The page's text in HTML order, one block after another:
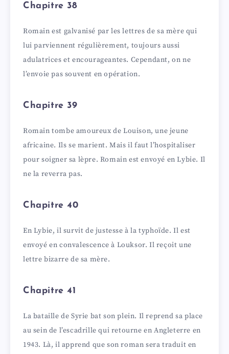
Chapitre 38
Romain est galvanisé par les lettres de sa mère qui
lui parviennent régulièrement, toujours aussi
adulatrices et encourageantes. Cependant, on ne
l’envoie pas souvent en opération.
Chapitre 39
Romain tombe amoureux de Louison, une jeune
africaine. Ils se marient. Mais il faut l’hospitaliser
pour soigner sa lèpre. Romain est envoyé en Lybie. Il
ne la reverra pas.
Chapitre 40
En Lybie, il survit de justesse à la typhoïde. Il est
envoyé en convalescence à Louksor. Il reçoit une
lettre bizarre de sa mère.
Chapitre 41
La bataille de Syrie bat son plein. Il reprend sa place
au sein de l’escadrille qui retourne en Angleterre en
1943. Là, il apprend que son roman sera traduit en